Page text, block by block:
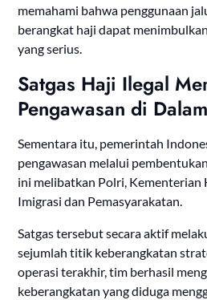
memahami bahwa penggunaan
berangkat haji dapat
yang serius.
Satgas Haji Ilegal
Pengawasan di
Sementara itu, pemerintah
pengawasan melalui
ini melibatkan Polri, Kementerian
Imigrasi dan Pemasyarakatan.
Satgas tersebut secara aktif
sejumlah titik keberangkatan
operasi terakhir, tim berhasil
keberangkatan yang diduga